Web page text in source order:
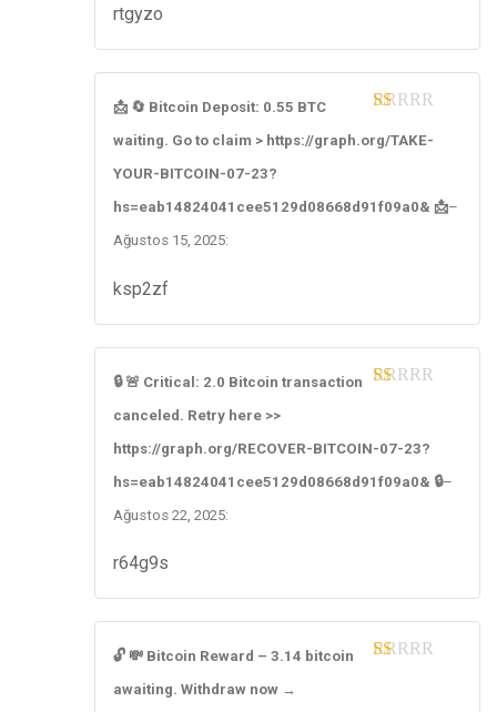
rtgyzo
ou
5
📩 🔄 Bitcoin Deposit: 0.55 BTC
waiting. Go to claim > https://graph.org/TAKE-
YOUR-BITCOIN-07-23?
hs=eab14824041cee5129d08668d91f09a0& 📩–
Ağustos 15, 2025:
ksp2zf
of
5
🔒 🚨 Critical: 2.0 Bitcoin transaction
canceled. Retry here >>
https://graph.org/RECOVER-BITCOIN-07-23?
hs=eab14824041cee5129d08668d91f09a0& 🔒–
Ağustos 22, 2025:
r64g9s
🔓 💸 Bitcoin Reward – 3.14 bitcoin
awaiting. Withdraw now →